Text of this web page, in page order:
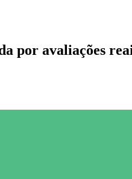
por avaliações